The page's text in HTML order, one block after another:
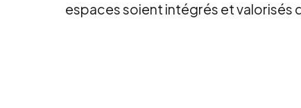
espaces soient intégrés et valorisés